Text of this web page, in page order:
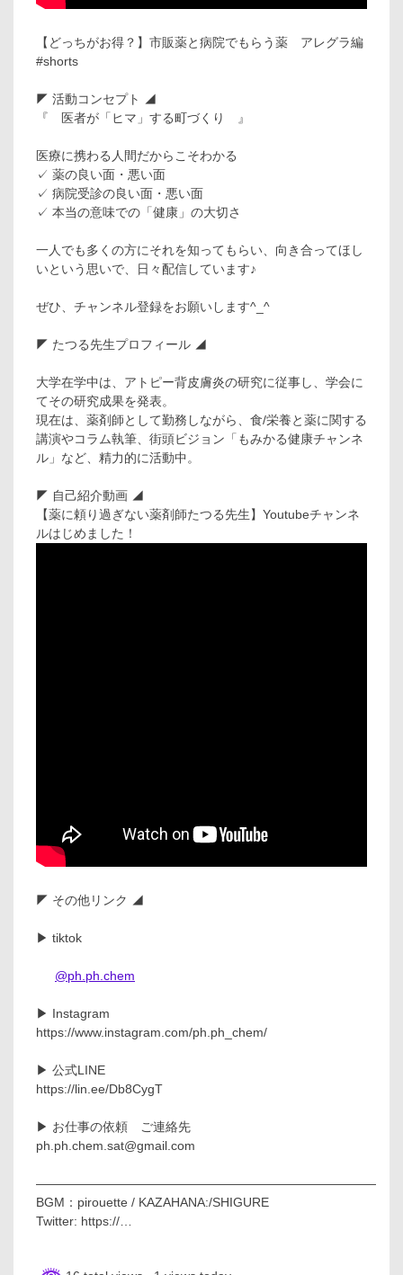
【どっちがお得？】市販薬と病院でもらう薬 アレグラ編
#shorts
◤ 活動コンセプト ◢
『 医者が「ヒマ」する町づくり 』
医療に携わる人間だからこそわかる
✓ 薬の良い面・悪い面
✓ 病院受診の良い面・悪い面
✓ 本当の意味での「健康」の大切さ
一人でも多くの方にそれを知ってもらい、向き合ってほし
いという思いで、日々配信しています♪
ぜひ、チャンネル登録をお願いします^_^
◤ たつる先生プロフィール ◢
大学在学中は、アトピー背皮膚炎の研究に従事し、学会に
てその研究成果を発表。
現在は、薬剤師として勤務しながら、食/栄養と薬に関する
講演やコラム執筆、街頭ビジョン「もみかる健康チャンネ
ル」など、精力的に活動中。
◤ 自己紹介動画 ◢
【薬に頼り過ぎない薬剤師たつる先生】Youtubeチャンネ
ルはじめました！
◤ その他リンク ◢
▶ tiktok
@ph.ph.chem
▶ Instagram
https://www.instagram.com/ph.ph_chem/
▶ 公式LINE
https://lin.ee/Db8CygT
▶ お仕事の依頼 ご連絡先
ph.ph.chem.sat@gmail.com
―――――――――――――――――――――――――――
BGM：pirouette / KAZAHANA:/SHIGURE
Twitter: https://…